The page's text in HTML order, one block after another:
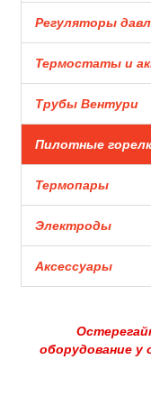
Регуляторы
Термостаты и
Трубы Вентури
Пилотные
Термопары
Электроды
Аксессуары
оборудование